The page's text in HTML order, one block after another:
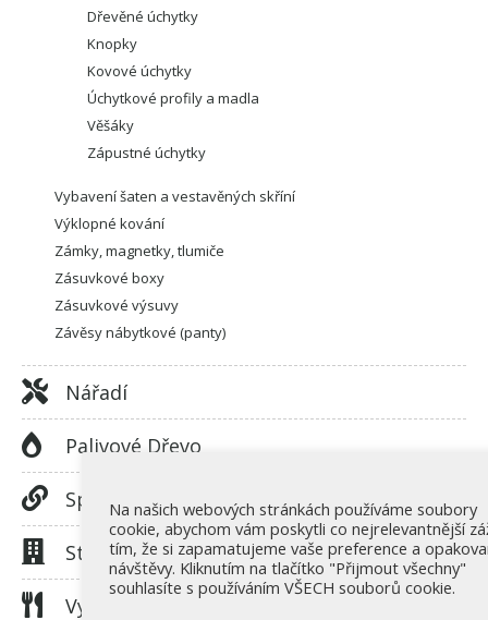
Dřevěné úchytky
Knopky
Kovové úchytky
Úchytkové profily a madla
Věšáky
Zápustné úchytky
Vybavení šaten a vestavěných skříní
Výklopné kování
Zámky, magnetky, tlumiče
Zásuvkové boxy
Zásuvkové výsuvy
Závěsy nábytkové (panty)
Nářadí
Palivové Dřevo
Spojovací Materiál
Stavební Kování
Vybavení Kuchyní
Na našich webových stránkách používáme soubory
cookie, abychom vám poskytli co nejrelevantnější
tím, že si zapamatujeme vaše preference a
návštěvy. Kliknutím na tlačítko "Přijmout všechny"
souhlasíte s používáním VŠECH souborů cookie.